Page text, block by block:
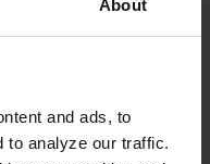
About
and ads, to
to analyze our traffic.
showroom
Skärmtegel,